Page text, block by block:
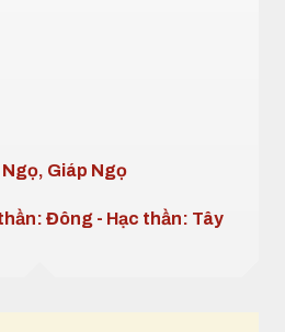
Ngọ, Giáp Ngọ
Đông - Hạc thần: Tây